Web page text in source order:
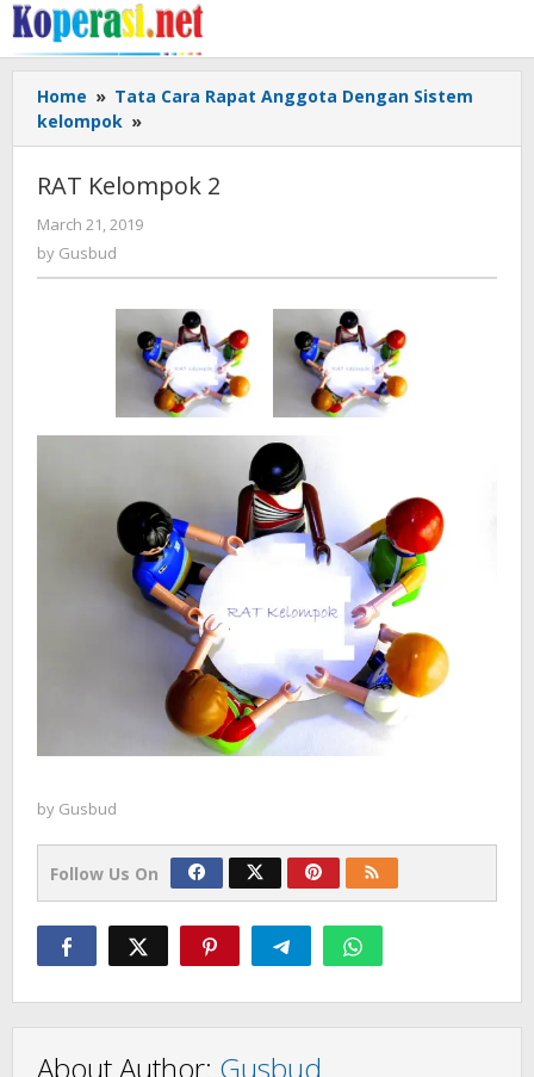
Skip
to
content
Home » Tata Cara Rapat Anggota Dengan Sistem
kelompok »
Kelompok
RAT Kelompok 2
March 21, 2019
by Gusbud
by Gusbud
Follow Us On
About Author: Gusbud